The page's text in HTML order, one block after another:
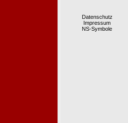
Datenschutz
Impressum
NS-Symbole